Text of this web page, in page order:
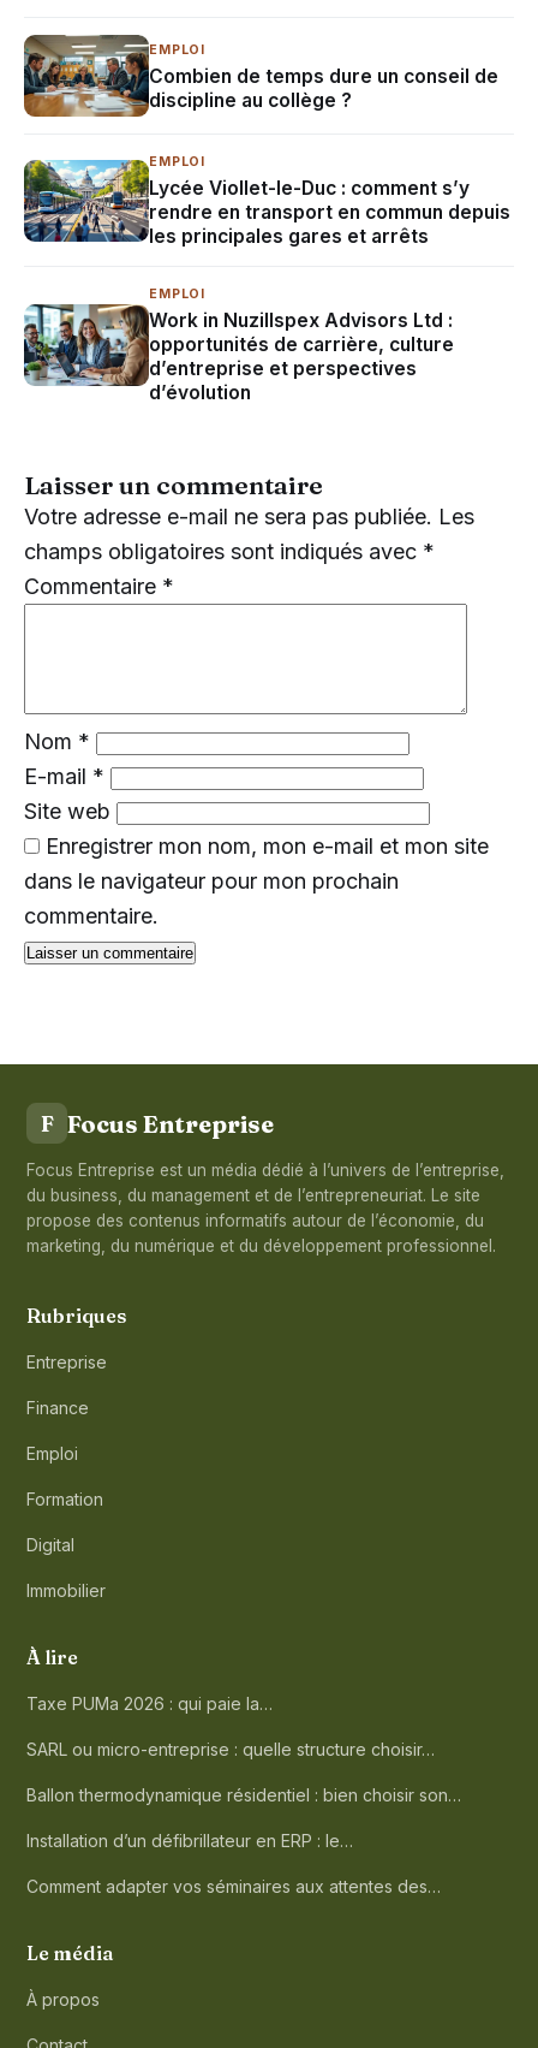
EMPLOI
Combien de temps dure un conseil de
discipline au collège ?
EMPLOI
Lycée Viollet-le-Duc : comment s’y
rendre en transport en commun depuis
les principales gares et arrêts
EMPLOI
Work in Nuzillspex Advisors Ltd :
opportunités de carrière, culture
d’entreprise et perspectives
d’évolution
Laisser un commentaire
Votre adresse e-mail ne sera pas publiée. Les
champs obligatoires sont indiqués avec *
Commentaire *
Nom *
E-mail *
Site web
Enregistrer mon nom, mon e-mail et mon site
dans le navigateur pour mon prochain
commentaire.
F Focus Entreprise
Focus Entreprise est un média dédié à l’univers de l’entreprise,
du business, du management et de l’entrepreneuriat. Le site
propose des contenus informatifs autour de l’économie, du
marketing, du numérique et du développement professionnel.
Rubriques
Entreprise
Finance
Emploi
Formation
Digital
Immobilier
À lire
Taxe PUMa 2026 : qui paie la…
SARL ou micro-entreprise : quelle structure choisir…
Ballon thermodynamique résidentiel : bien choisir son…
Installation d’un défibrillateur en ERP : le…
Comment adapter vos séminaires aux attentes des…
Le média
À propos